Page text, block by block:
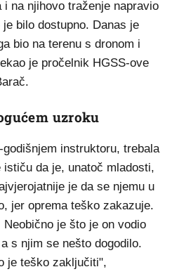
na njihovo traženje napravio
bilo dostupno. Danas je
bio na terenu s dronom i
je pročelnik HGSS-ove
uzroku
instruktoru, trebala
da je, unatoč mladosti,
je da se njemu u
jer oprema teško zakazuje.
je što je on vodio
s njim se nešto dogodilo.
je teško zaključiti",